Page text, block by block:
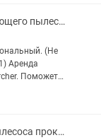
Аренда / прокат моющего пылесоса керхер / karcher
(Не
итд.
Аренда моющего пылесоса прокат моющего пылесоса